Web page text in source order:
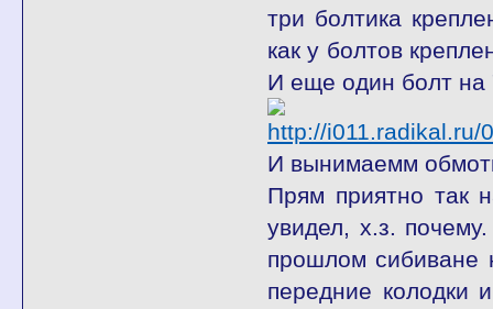
три болтика
как у болтов
И еще один болт на
И вынимаемм
Прям приятно так
увидел, х.з.
прошлом сибиване
передние колодки